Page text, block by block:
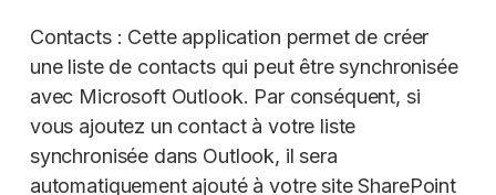
Contacts : Cette application permet de créer
une liste de contacts qui peut être synchronisée
avec Microsoft Outlook. Par conséquent, si
vous ajoutez un contact à votre liste
synchronisée dans Outlook, il sera
automatiquement ajouté à votre site SharePoint